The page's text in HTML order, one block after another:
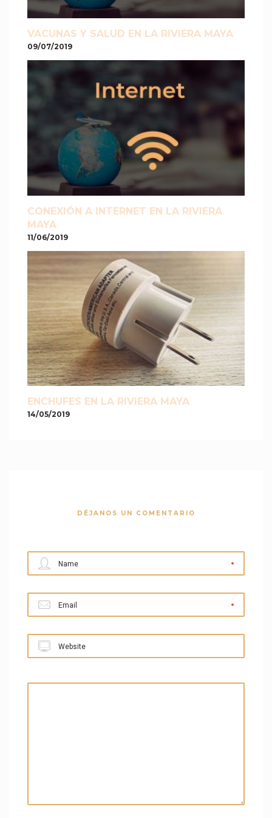
VACUNAS Y SALUD EN LA RIVIERA MAYA
09/07/2019
CONEXIÓN A INTERNET EN LA RIVIERA
MAYA
11/06/2019
ENCHUFES EN LA RIVIERA MAYA
14/05/2019
DÉJANOS UN COMENTARIO
Name
Email
Website